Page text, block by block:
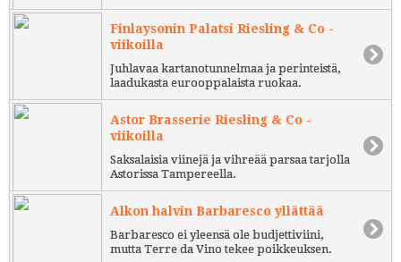
Finlaysonin Palatsi Riesling & Co -
viikoilla
Juhlavaa kartanotunnelmaa ja perinteistä,
laadukasta eurooppalaista ruokaa.
Astor Brasserie Riesling & Co -
viikoilla
Saksalaisia viinejä ja vihreää parsaa tarjolla
Astorissa Tampereella.
Alkon halvin Barbaresco yllättää
Barbaresco ei yleensä ole budjettiviini,
mutta Terre da Vino tekee poikkeuksen.